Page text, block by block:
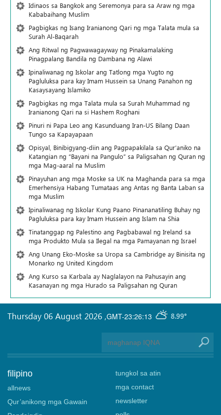
Idinaos sa Bangkok ang Seremonya para sa Araw ng mga
Kababaihang Muslim
Pagbigkas ng Isang Iranianong Qari ng mga Talata mula sa
Surah Al-Baqarah
Ang Ritwal ng Pagwawagayway ng Pinakamalaking
Pinagpalang Bandila ng Dambana ng Alawi
Ipinaliwanag ng Iskolar ang Tatlong mga Yugto ng
Pagluluksa para kay Imam Hussein sa Unang Panahon ng
Kasaysayang Islamiko
Pagbigkas ng mga Talata mula sa Surah Muhammad ng
Iranianong Qari na si Hashem Roghani
Pinuri ni Papa Leo ang Kasunduang Iran-US Bilang Daan
Tungo sa Kapayapaan
Opisyal, Binibigyang-diin ang Pagpapakilala sa Qur’aniko na
Katangian ng “Bayani na Pangulo” sa Paligsahan ng Quran ng
mga Mag-aaral na Muslim
Pinayuhan ang mga Moske sa UK na Maghanda para sa mga
Emerhensiya Habang Tumataas ang Antas ng Banta Laban sa
mga Muslim
Ipinaliwanag ng Iskolar Kung Paano Pinananatiling Buhay ng
Pagluluksa para kay Imam Hussein ang Islam na Shia
Tinatanggap ng Palestino ang Pagbabawal ng Ireland sa
mga Produkto Mula sa Ilegal na mga Pamayanan ng Israel
Ang Unang Eko-Moske sa Uropa sa Cambridge ay Binisita ng
Monarko ng United Kingdom
Ang Kurso sa Karbala ay Naglalayon na Pahusayin ang
Kasanayan ng mga Hurado sa Paligsahan ng Quran
GMT-23:26:13 8.99°
Thursday 06 August 2026 ,
filipino
allnews
Qur’anikong mga Gawain
tungkol sa atin
mga contact
newsletter